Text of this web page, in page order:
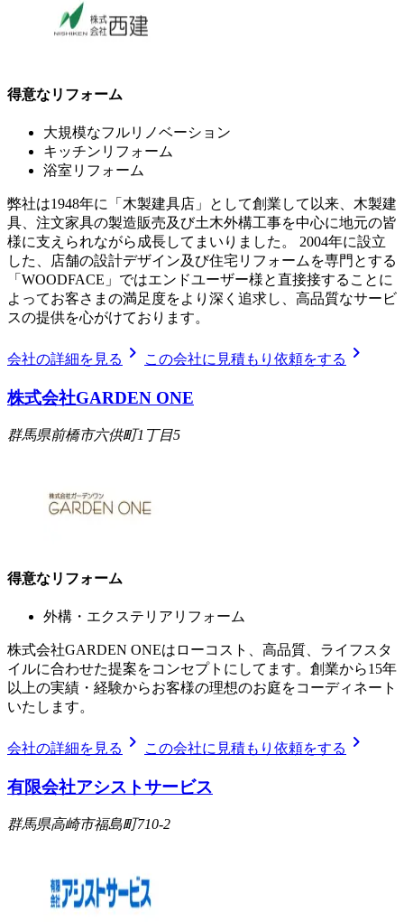
得意なリフォーム
大規模なフルリノベーション
キッチンリフォーム
浴室リフォーム
弊社は1948年に「木製建具店」として創業して以来、木製建
具、注文家具の製造販売及び土木外構工事を中心に地元の皆
様に支えられながら成長してまいりました。 2004年に設立
した、店舗の設計デザイン及び住宅リフォームを専門とする
「WOODFACE」ではエンドユーザー様と直接接することに
よってお客さまの満足度をより深く追求し、高品質なサービ
スの提供を心がけております。
会社の詳細を見る chevron_right この会社に見積もり依頼をする chevron_right
株式会社GARDEN ONE
群馬県前橋市六供町1丁目5
得意なリフォーム
外構・エクステリアリフォーム
株式会社GARDEN ONEはローコスト、高品質、ライフスタ
イルに合わせた提案をコンセプトにしてます。創業から15年
以上の実績・経験からお客様の理想のお庭をコーディネート
いたします。
会社の詳細を見る chevron_right この会社に見積もり依頼をする chevron_right
有限会社アシストサービス
群馬県高崎市福島町710-2